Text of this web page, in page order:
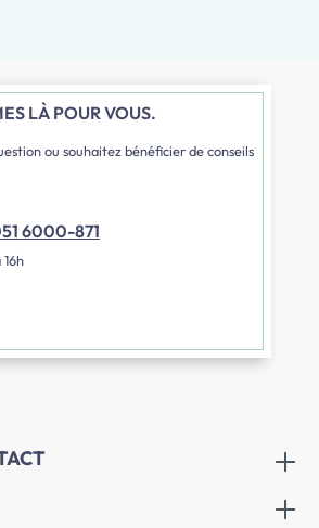
LÀ POUR VOUS.
ou souhaitez bénéficier de conseils
6000-871